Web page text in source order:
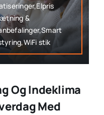
&
stik
Og Indeklima
Med